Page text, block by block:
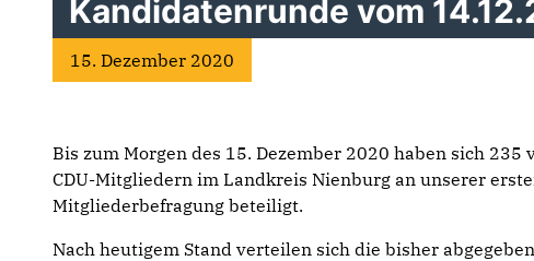
Kandidatenrunde vom
15. Dezember 2020
Bis zum Morgen des 15. Dezember 2020 haben sich 235
CDU-Mitgliedern im Landkreis Nienburg an unserer
Mitgliederbefragung beteiligt.
Nach heutigem Stand verteilen sich die bisher